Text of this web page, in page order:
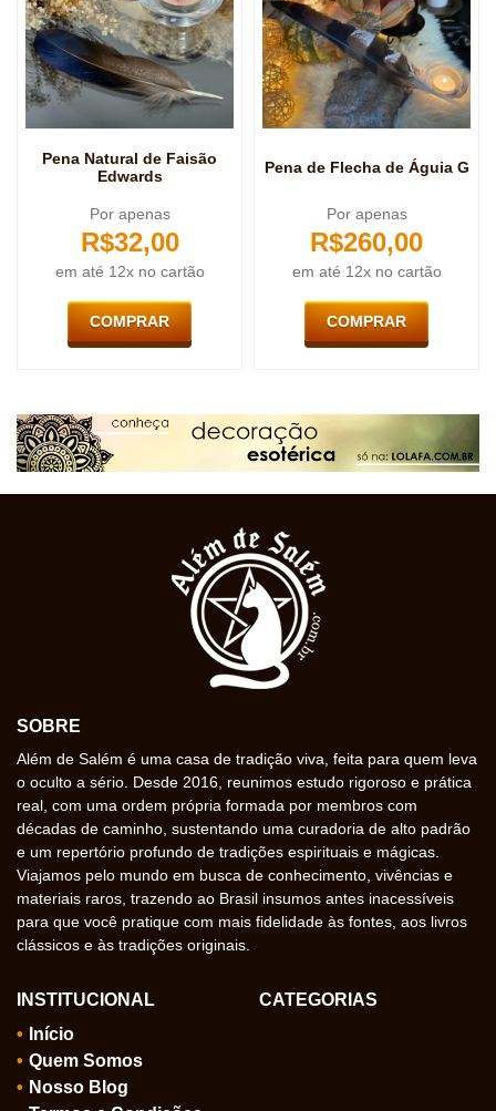
Pena Natural de Faisão
Edwards
Por apenas
R$32,00
em até 12x no cartão
COMPRAR
Pena de Flecha de Águia G
Por apenas
R$260,00
em até 12x no cartão
COMPRAR
SOBRE
Além de Salém é uma casa de tradição viva, feita para quem leva
o oculto a sério. Desde 2016, reunimos estudo rigoroso e prática
real, com uma ordem própria formada por membros com
décadas de caminho, sustentando uma curadoria de alto padrão
e um repertório profundo de tradições espirituais e mágicas.
Viajamos pelo mundo em busca de conhecimento, vivências e
materiais raros, trazendo ao Brasil insumos antes inacessíveis
para que você pratique com mais fidelidade às fontes, aos livros
clássicos e às tradições originais.
INSTITUCIONAL
Início
Quem Somos
Nosso Blog
CATEGORIAS